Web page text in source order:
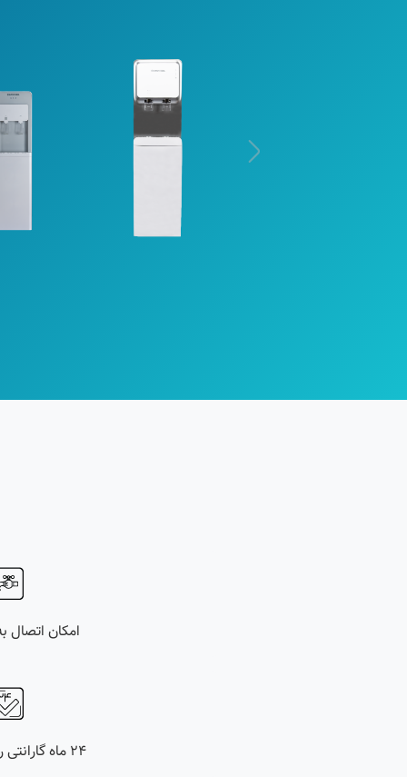
امکان
۲۴ ماه گارانتی رسمی شرکتی